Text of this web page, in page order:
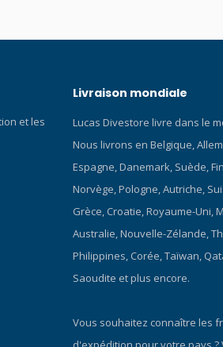
et les
Livraison mondiale
Lucas Divestore livre dans le
Nous livrons en Belgique,
Espagne, Danemark, Suède,
Norvège, Pologne, Autriche,
Grèce, Croatie, Royaume-Uni,
Australie, Nouvelle-Zélande,
Philippines, Corée, Taïwan,
Saoudite et plus encore.
Vous souhaitez connaître les